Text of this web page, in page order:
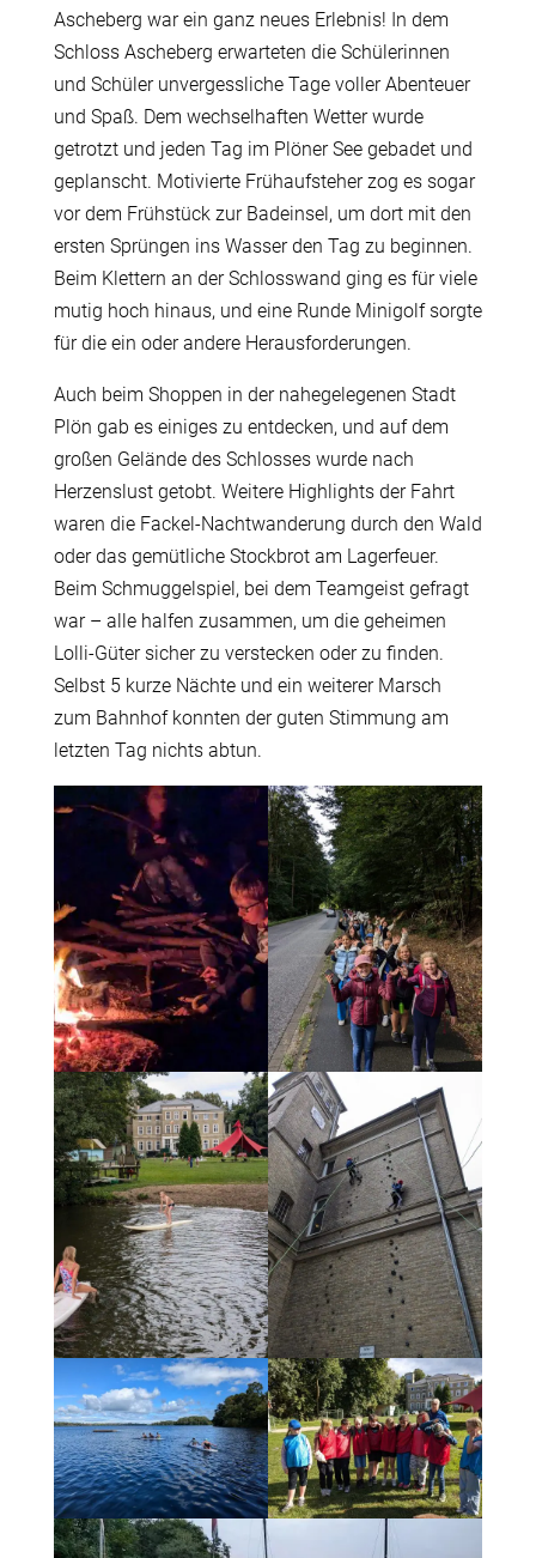
Ascheberg war ein ganz neues Erlebnis! In dem
Schloss Ascheberg erwarteten die Schülerinnen
und Schüler unvergessliche Tage voller Abenteuer
und Spaß. Dem wechselhaften Wetter wurde
getrotzt und jeden Tag im Plöner See gebadet und
geplanscht. Motivierte Frühaufsteher zog es sogar
vor dem Frühstück zur Badeinsel, um dort mit den
ersten Sprüngen ins Wasser den Tag zu beginnen.
Beim Klettern an der Schlosswand ging es für viele
mutig hoch hinaus, und eine Runde Minigolf sorgte
für die ein oder andere Herausforderungen.
Auch beim Shoppen in der nahegelegenen Stadt
Plön gab es einiges zu entdecken, und auf dem
großen Gelände des Schlosses wurde nach
Herzenslust getobt. Weitere Highlights der Fahrt
waren die Fackel-Nachtwanderung durch den Wald
oder das gemütliche Stockbrot am Lagerfeuer.
Beim Schmuggelspiel, bei dem Teamgeist gefragt
war – alle halfen zusammen, um die geheimen
Lolli-Güter sicher zu verstecken oder zu finden.
Selbst 5 kurze Nächte und ein weiterer Marsch
zum Bahnhof konnten der guten Stimmung am
letzten Tag nichts abtun.